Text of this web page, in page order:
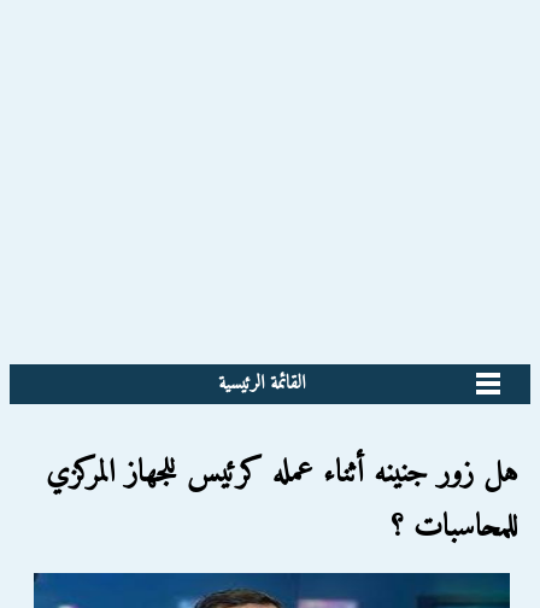
القائمة الرئيسية
هل زور جنينه أثناء عمله كرئيس للجهاز المركزي
للمحاسبات ؟